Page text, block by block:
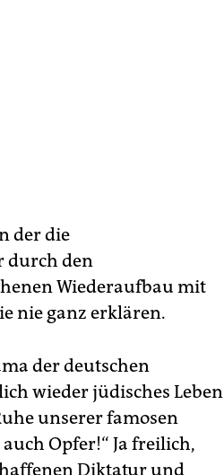
der die
durch den
Wiederaufbau mit
nie ganz erklären.
der deutschen
wieder jüdisches Leben
unserer famosen
Opfer!“ Ja freilich,
Diktatur und